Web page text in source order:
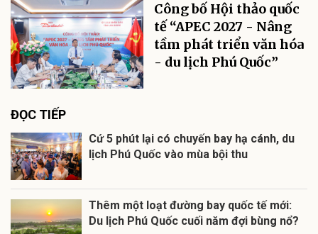
Công bố Hội thảo quốc
tế “APEC 2027 - Nâng
tầm phát triển văn hóa
- du lịch Phú Quốc”
ĐỌC TIẾP
Cứ 5 phút lại có chuyến bay hạ cánh, du
lịch Phú Quốc vào mùa bội thu
Thêm một loạt đường bay quốc tế mới: